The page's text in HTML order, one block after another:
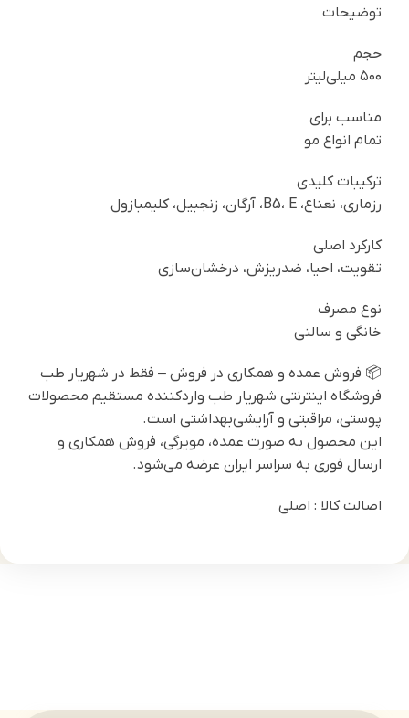
توضیحات
حجم
۵۰۰ میلی‌لیتر
مناسب برای
تمام انواع مو
ترکیبات کلیدی
رزماری، نعناع، B5، E، آرگان، زنجبیل، کلیمبازول
کارکرد اصلی
تقویت، احیا، ضدریزش، درخشان‌سازی
نوع مصرف
خانگی و سالنی
📦 فروش عمده و همکاری در فروش – فقط در شهریار طب
فروشگاه اینترنتی شهریار طب واردکننده مستقیم محصولات
پوستی، مراقبتی و آرایشی‌بهداشتی است.
این محصول به صورت عمده، مویرگی، فروش همکاری و
ارسال فوری به سراسر ایران عرضه می‌شود.
اصالت کالا : اصلی